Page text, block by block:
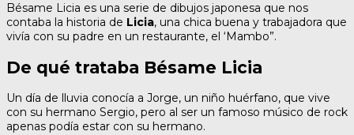
Bésame Licia es una serie de dibujos japonesa que nos
contaba la historia de Licia, una chica buena y trabajadora que
vivía con su padre en un restaurante, el ‘Mambo”.
De qué trataba Bésame Licia
Un día de lluvia conocía a Jorge, un niño huérfano, que vive
con su hermano Sergio, pero al ser un famoso músico de rock
apenas podía estar con su hermano.